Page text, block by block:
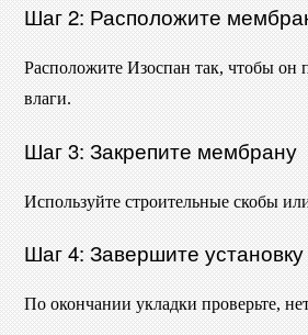
Шаг 2: Расположите
Расположите Изоспан так, чтобы он
влаги.
Шаг 3: Закрепите мембрану
Используйте строительные скобы
Шаг 4: Завершите установку
По окончании укладки проверьте,